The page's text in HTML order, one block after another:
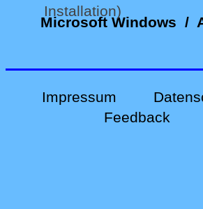
Installation)
Microsoft Windows /
Impressum
Feedback